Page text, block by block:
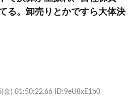
る。卸売りとかですら大体決
) 01:50:22.66 ID:9eU8xE1b0